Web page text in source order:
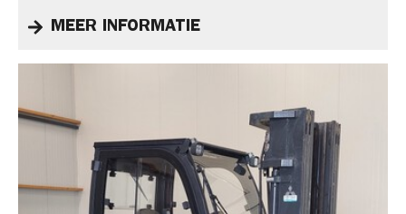
MEER INFORMATIE